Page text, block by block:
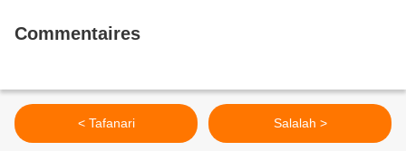
Commentaires
< Tafanari Salalah >